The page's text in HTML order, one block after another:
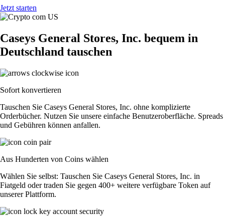
Jetzt starten
Caseys General Stores, Inc. bequem in
Deutschland tauschen
Sofort konvertieren
Tauschen Sie Caseys General Stores, Inc. ohne komplizierte
Orderbücher. Nutzen Sie unsere einfache Benutzeroberfläche. Spreads
und Gebühren können anfallen.
Aus Hunderten von Coins wählen
Wählen Sie selbst: Tauschen Sie Caseys General Stores, Inc. in
Fiatgeld oder traden Sie gegen 400+ weitere verfügbare Token auf
unserer Plattform.